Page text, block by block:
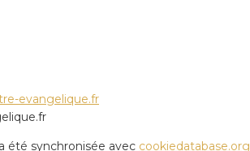
evangelique.fr
été synchronisée avec cookiedatabase.org